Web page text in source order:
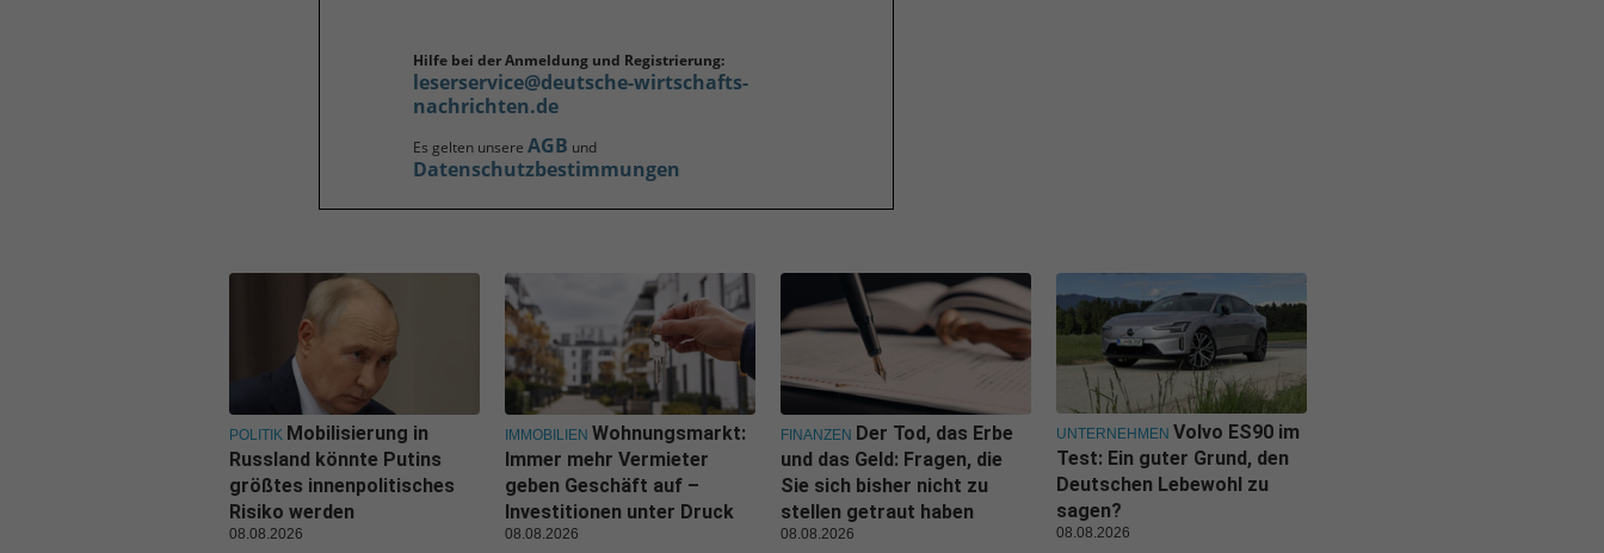
Hilfe bei der Anmeldung und Registrierung:
leserservice@deutsche-wirtschafts-
nachrichten.de
Es gelten unsere AGB und
Datenschutzbestimmungen
POLITIK Mobilisierung in
Russland könnte Putins
größtes innenpolitisches
Risiko werden
08.08.2026
IMMOBILIEN Wohnungsmarkt:
Immer mehr Vermieter
geben Geschäft auf –
Investitionen unter Druck
08.08.2026
FINANZEN Der Tod, das Erbe
und das Geld: Fragen, die
Sie sich bisher nicht zu
stellen getraut haben
08.08.2026
UNTERNEHMEN Volvo ES90 im
Test: Ein guter Grund, den
Deutschen Lebewohl zu
sagen?
08.08.2026